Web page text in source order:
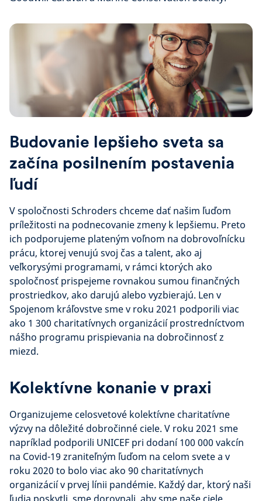
Budovanie lepšieho sveta sa
začína posilnením postavenia
ľudí
V spoločnosti Schroders chceme dať našim ľuďom
príležitosti na podnecovanie zmeny k lepšiemu. Preto
ich podporujeme plateným voľnom na dobrovoľnícku
prácu, ktorej venujú svoj čas a talent, ako aj
veľkorysými programami, v rámci ktorých ako
spoločnosť prispejeme rovnakou sumou finančných
prostriedkov, ako darujú alebo vyzbierajú. Len v
Spojenom kráľovstve sme v roku 2021 podporili viac
ako 1 300 charitatívnych organizácií prostredníctvom
nášho programu prispievania na dobročinnosť z
miezd.
Kolektívne konanie v praxi
Organizujeme celosvetové kolektívne charitatívne
výzvy na dôležité dobročinné ciele. V roku 2021 sme
napríklad podporili UNICEF pri dodaní 100 000 vakcín
na Covid-19 zraniteľným ľuďom na celom svete a v
roku 2020 to bolo viac ako 90 charitatívnych
organizácií v prvej línii pandémie. Každý dar, ktorý naši